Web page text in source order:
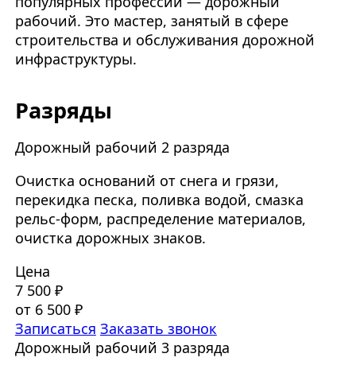
рабочий. Это мастер, занятый в сфере
строительства и обслуживания дорожной
инфраструктуры.
Разряды
Дорожный рабочий 2 разряда
Очистка оснований от снега и грязи,
перекидка песка, поливка водой, смазка
рельс-форм, распределение материалов,
очистка дорожных знаков.
Цена
7 500 ₽
от 6 500 ₽
Записаться Заказать звонок
Дорожный рабочий 3 разряда